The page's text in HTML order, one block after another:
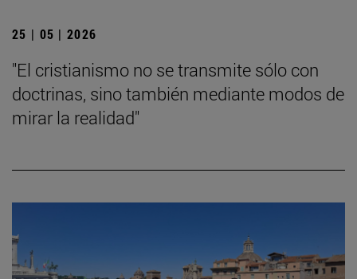
25 | 05 | 2026
"El cristianismo no se transmite sólo con
doctrinas, sino también mediante modos de
mirar la realidad"